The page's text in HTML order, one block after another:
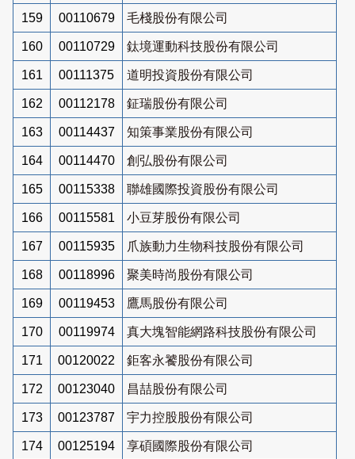
159 00110679 毛棧股份有限公司
160 00110729 鈦境運動科技股份有限公司
161 00111375 道明投資股份有限公司
162 00112178 鉦瑞股份有限公司
163 00114437 知策事業股份有限公司
164 00114470 創弘股份有限公司
165 00115338 聯雄國際投資股份有限公司
166 00115581 小豆芽股份有限公司
167 00115935 爪族動力生物科技股份有限公司
168 00118996 聚美時尚股份有限公司
169 00119453 鷹馬股份有限公司
170 00119974 真大塊智能網路科技股份有限公司
171 00120022 鉅客永饕股份有限公司
172 00123040 昌喆股份有限公司
173 00123787 宇力控股股份有限公司
174 00125194 享碩國際股份有限公司